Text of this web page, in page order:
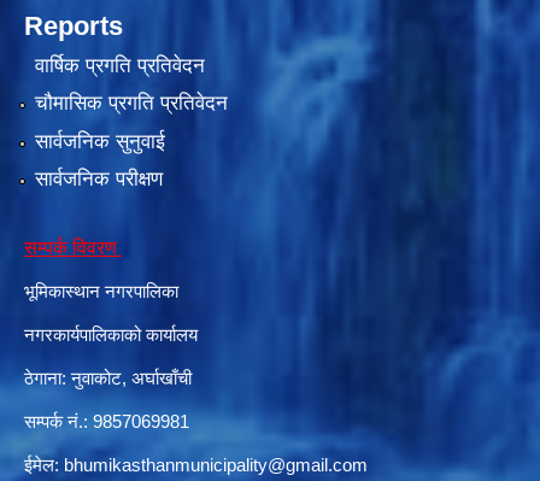
Reports
वार्षिक प्रगति प्रतिवेदन
चौमासिक प्रगति प्रतिवेदन
सार्वजनिक सुनुवाई
सार्वजनिक परीक्षण
सम्पर्क विवरण
भूमिकास्थान नगरपालिका
नगरकार्यपालिकाको कार्यालय
ठेगाना: नुवाकोट, अर्घाखाँची
सम्पर्क नं.: 9857069981
ईमेल: bhumikasthanmunicipality@gmail.com